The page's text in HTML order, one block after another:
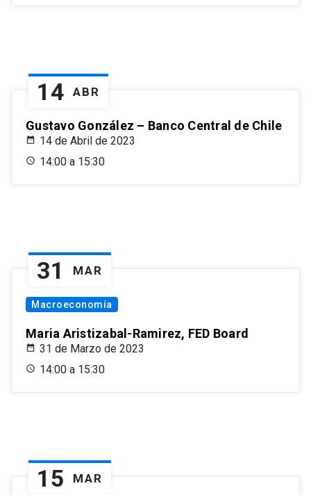
14 ABR
Gustavo González – Banco Central de Chile
14 de Abril de 2023
14:00 a 15:30
31 MAR
Macroeconomía
Maria Aristizabal-Ramirez, FED Board
31 de Marzo de 2023
14:00 a 15:30
15 MAR